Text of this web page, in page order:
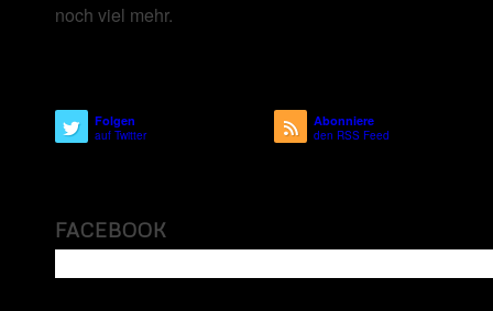
noch viel mehr.
Folgen
auf Twitter
Abonniere
den RSS Feed
FACEBOOK